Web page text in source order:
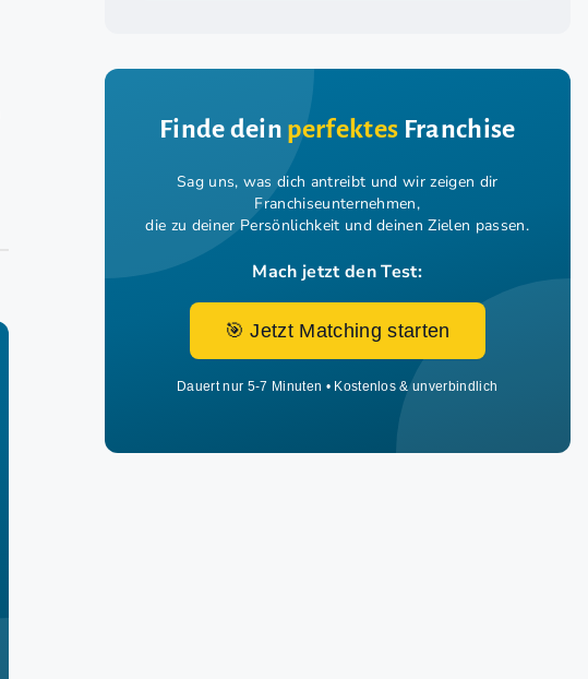
Finde dein perfektes Franchise
Sag uns, was dich antreibt und wir zeigen dir
Franchiseunternehmen,
die zu deiner Persönlichkeit und deinen Zielen passen.
Mach jetzt den Test:
🎯 Jetzt Matching starten
Dauert nur 5-7 Minuten • Kostenlos & unverbindlich